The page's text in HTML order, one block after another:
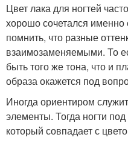
Цвет лака для ногтей
хорошо сочетался
помнить, что разные
взаимозаменяемыми. То
быть того же тона, что и
образа окажется под
Иногда ориентиром
элементы. Тогда ногти
который совпадает с